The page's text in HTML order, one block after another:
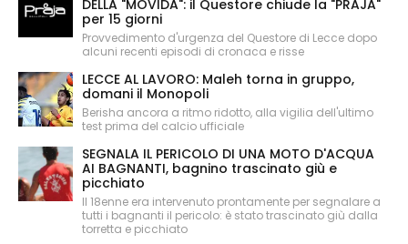
DELLA "MOVIDA": il Questore chiude la "PRAJA"
per 15 giorni
Provvedimento d'urgenza del Questore di Lecce dopo
alcuni recenti episodi di cronaca e risse
LECCE AL LAVORO: Maleh torna in gruppo,
domani il Monopoli
Berisha ancora a ritmo ridotto, alla vigilia dell'ultimo
test prima del calcio ufficiale
SEGNALA IL PERICOLO DI UNA MOTO D'ACQUA
AI BAGNANTI, bagnino trascinato giù e
picchiato
Il 18enne era intervenuto prontamente per segnalare a
tutti i bagnanti il pericolo: è stato trascinato giù dalla
torretta e picchiato